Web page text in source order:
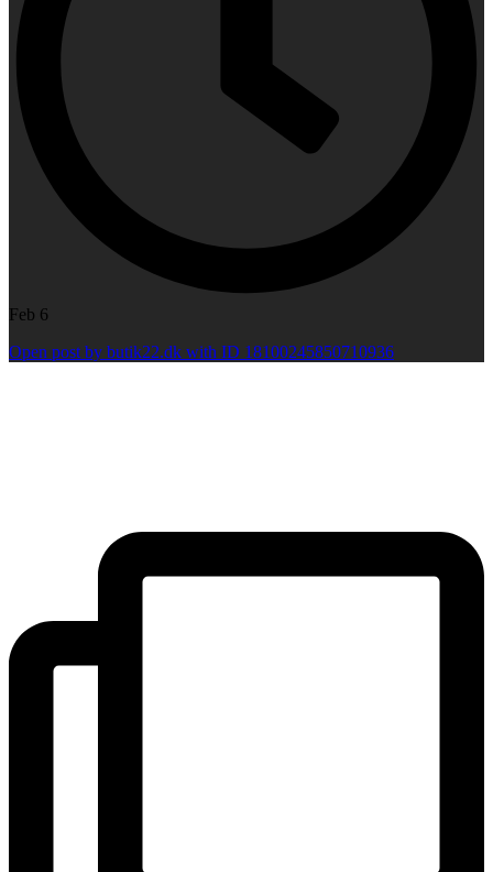
Feb 6
Open post by butik22.dk with ID 18100245850710936